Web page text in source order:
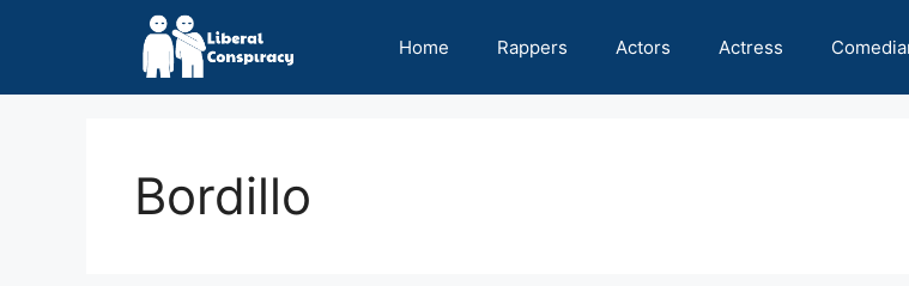
Home Rappers Actors Actress
Bordillo